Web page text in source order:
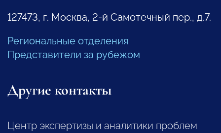
127473, г. Москва, 2-й Самотечный пер., д.7.
Региональные отделения
Представители за рубежом
Другие контакты
Центр экспертизы и аналитики проблем